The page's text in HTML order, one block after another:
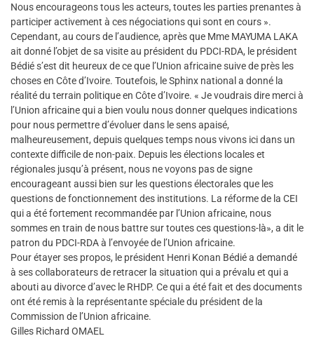
Nous encourageons tous les acteurs, toutes les parties prenantes à
participer activement à ces négociations qui sont en cours ».
Cependant, au cours de l’audience, après que Mme MAYUMA LAKA
ait donné l’objet de sa visite au président du PDCI-RDA, le président
Bédié s’est dit heureux de ce que l’Union africaine suive de près les
choses en Côte d’Ivoire. Toutefois, le Sphinx national a donné la
réalité du terrain politique en Côte d’Ivoire. « Je voudrais dire merci à
l’Union africaine qui a bien voulu nous donner quelques indications
pour nous permettre d’évoluer dans le sens apaisé,
malheureusement, depuis quelques temps nous vivons ici dans un
contexte difficile de non-paix. Depuis les élections locales et
régionales jusqu’à présent, nous ne voyons pas de signe
encourageant aussi bien sur les questions électorales que les
questions de fonctionnement des institutions. La réforme de la CEI
qui a été fortement recommandée par l’Union africaine, nous
sommes en train de nous battre sur toutes ces questions-là», a dit le
patron du PDCI-RDA à l’envoyée de l’Union africaine.
Pour étayer ses propos, le président Henri Konan Bédié a demandé
à ses collaborateurs de retracer la situation qui a prévalu et qui a
abouti au divorce d’avec le RHDP. Ce qui a été fait et des documents
ont été remis à la représentante spéciale du président de la
Commission de l’Union africaine.
Gilles Richard OMAEL